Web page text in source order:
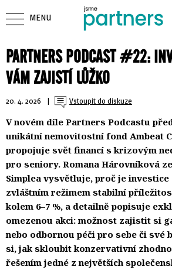
PARTNERS PODCAST #22:
VÁM ZAJISTÍ LŮŽKO
20. 4. 2026 | Vstoupit do diskuze
V novém díle Partners Podcastu
unikátní nemovitostní fond Ambeat
propojuje svět financí s krizovým
pro seniory. Romana Hárovníková
Simplea vysvětluje, proč je
zvláštním režimem stabilní
kolem 6–7 %, a detailně popisuje
omezenou akci: možnost zajistit si
nebo odbornou péči pro sebe či své
si, jak skloubit konzervativní
řešením jedné z největších
MENU